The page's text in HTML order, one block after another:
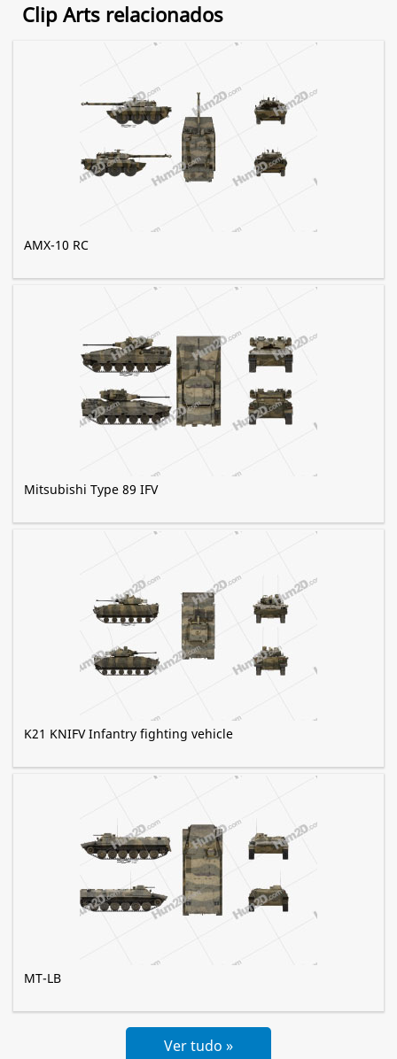
Clip Arts relacionados
AMX-10 RC
Mitsubishi Type 89 IFV
K21 KNIFV Infantry fighting vehicle
MT-LB
Ver tudo »